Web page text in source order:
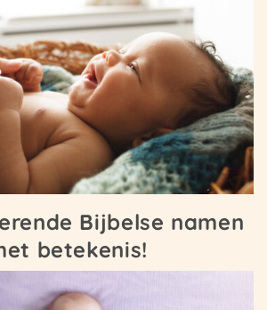
Bijbelse namen
betekenis!